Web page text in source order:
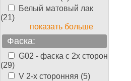
Белый матовый лак
(21)
показать больше
Фаска:
G02 - фаска с 2х сторон
(29)
V 2-х сторонняя (5)